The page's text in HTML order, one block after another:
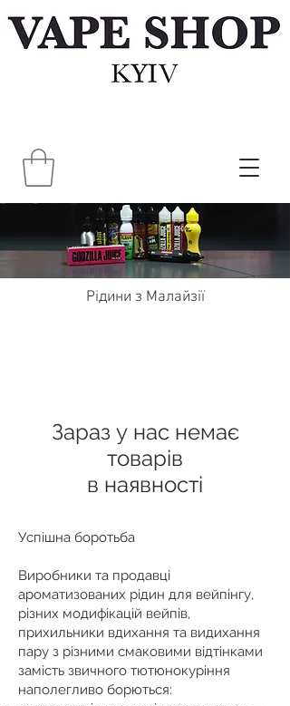
Рідини з Малайзії
Зараз у нас немає
товарів
в наявності
Успішна боротьба
Виробники та продавці
ароматизованих рідин для вейпінгу,
різних модифікацій вейпів,
прихильники вдихання та видихання
пару з різними смаковими відтінками
замість звичного тютюнокуріння
наполегливо борються: